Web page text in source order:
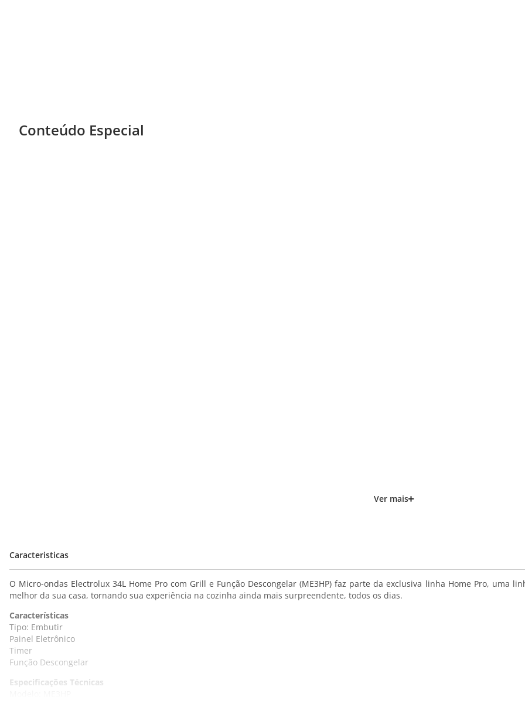
Conteúdo Especial
Caracteristicas
O Micro-ondas Electrolux 34L Home Pro com Grill e Função Descongelar (ME3HP) faz parte da exclusiva linha Home Pro, uma
melhor da sua casa, tornando sua experiência na cozinha ainda mais surpreendente, todos os dias.
Características
Tipo: Embutir
Painel Eletrônico
Timer
Função Descongelar
Especificações Técnicas